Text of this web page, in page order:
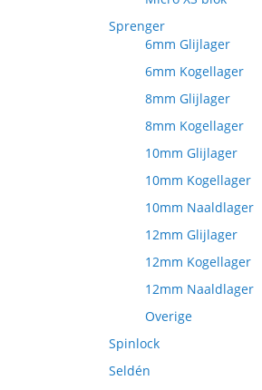
Sprenger
6mm Glijlager
6mm Kogellager
8mm Glijlager
8mm Kogellager
10mm Glijlager
10mm Kogellager
10mm Naaldlager
12mm Glijlager
12mm Kogellager
12mm Naaldlager
Overige
Spinlock
Seldén